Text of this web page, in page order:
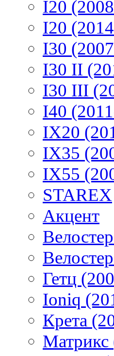
I20
I20
I30
I30 II
I30 III
I40
IX20
IX35
IX55
STAREX
Акцент
Гетц
Ioniq
Крета
Матрикс